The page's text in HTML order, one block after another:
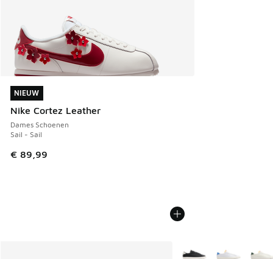
NIEUW
Nike Cortez Leather
Dames Schoenen
Sail - Sail
€ 89,99
NIEUW
Meer kleuren